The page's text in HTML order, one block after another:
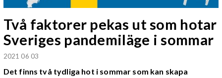
Två faktorer pekas ut som hotar
Sveriges pandemiläge i sommar
2021 06 03
Det finns två tydliga hot i sommar som kan skapa